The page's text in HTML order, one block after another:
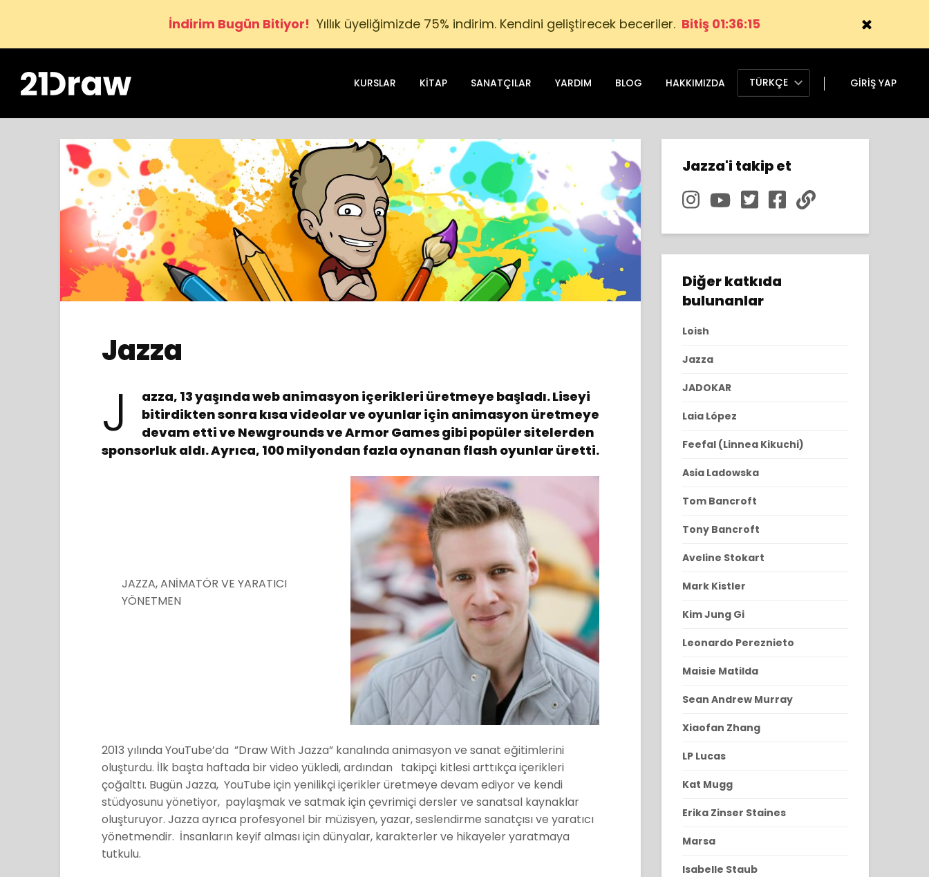
İndirim Bugün Bitiyor! Yıllık üyeliğimizde 75% indirim. Kendini geliştirecek beceriler. Bitiş 01:36:14
KURSLAR KITAP SANATÇILAR YARDIM BLOG HAKKIMIZDA TÜRKÇE GIRIŞ YAP
Jazza
J
azza, 13 yaşında web animasyon içerikleri üretmeye başladı. Liseyi
bitirdikten sonra kısa videolar ve oyunlar için animasyon üretmeye
devam etti ve Newgrounds ve Armor Games gibi popüler sitelerden
sponsorluk aldı. Ayrıca, 100 milyondan fazla oynanan flash oyunlar üretti.
JAZZA, ANİMATÖR VE YARATICI
YÖNETMEN
2013 yılında YouTube’da ”Draw With Jazza” kanalında animasyon ve sanat eğitimlerini
oluşturdu. İlk başta haftada bir video yükledi, ardından
takipçi kitlesi arttıkça içerikleri
çoğalttı. Bugün Jazza, YouTube için yenilikçi içerikler üretmeye devam ediyor ve kendi
stüdyosunu yönetiyor, paylaşmak ve satmak için çevrimiçi dersler ve sanatsal kaynaklar
oluşturuyor. Jazza ayrıca profesyonel bir müzisyen, yazar, seslendirme sanatçısı ve yaratıcı
yönetmendir. İnsanların keyif alması için dünyalar, karakterler ve hikayeler yaratmaya
tutkulu.
Jazza'i takip et
Diğer katkıda
bulunanlar
Loish
Jazza
JADOKAR
Laia López
Feefal (Linnea Kikuchi)
Asia Ladowska
Tom Bancroft
Tony Bancroft
Aveline Stokart
Mark Kistler
Kim Jung Gi
Leonardo Pereznieto
Maisie Matilda
Sean Andrew Murray
Xiaofan Zhang
LP Lucas
Kat Mugg
Erika Zinser Staines
Marsa
Isabelle Staub